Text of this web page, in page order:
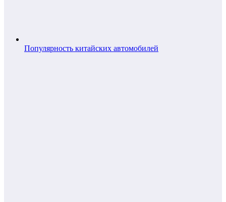
Популярность китайских автомобилей